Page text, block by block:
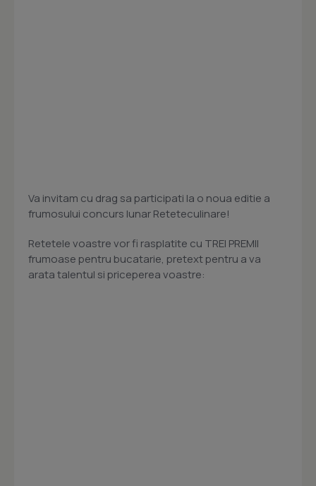
Va invitam cu drag sa participati la o noua editie a
frumosului concurs lunar Reteteculinare!
Retetele voastre vor fi rasplatite cu TREI PREMII
frumoase pentru bucatarie, pretext pentru a va
arata talentul si priceperea voastre: